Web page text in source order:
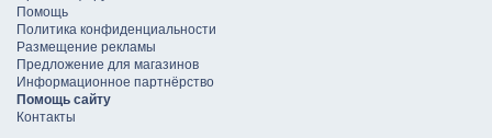
Помощь
Политика конфиденциальности
Размещение рекламы
Предложение для магазинов
Информационное партнёрство
Помощь сайту
Контакты